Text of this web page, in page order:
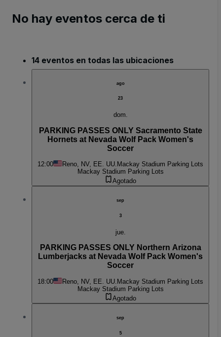
No hay eventos cerca de ti
14 eventos en todas las ubicaciones
ago
23
dom.
PARKING PASSES ONLY Sacramento State
Hornets at Nevada Wolf Pack Women's
Soccer
12:00 Reno, NV, EE. UU. Mackay Stadium Parking Lots
Mackay Stadium Parking Lots
Agotado
sep
3
jue.
PARKING PASSES ONLY Northern Arizona
Lumberjacks at Nevada Wolf Pack Women's
Soccer
18:00 Reno, NV, EE. UU. Mackay Stadium Parking Lots
Mackay Stadium Parking Lots
Agotado
sep
5